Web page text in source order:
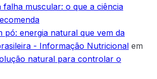
falha muscular: o que a ciência
pó: energia natural que vem da
- Informação Nutricional em
natural para controlar o